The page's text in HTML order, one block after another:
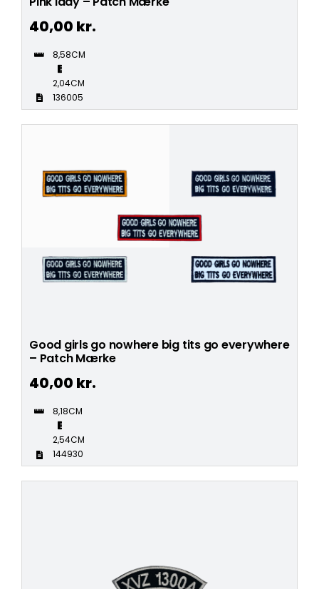
40,00 kr.
8,58CM
2,04CM
136005
Good girls go nowhere big tits go everywhere
– Patch Mærke
40,00 kr.
8,18CM
2,54CM
144930